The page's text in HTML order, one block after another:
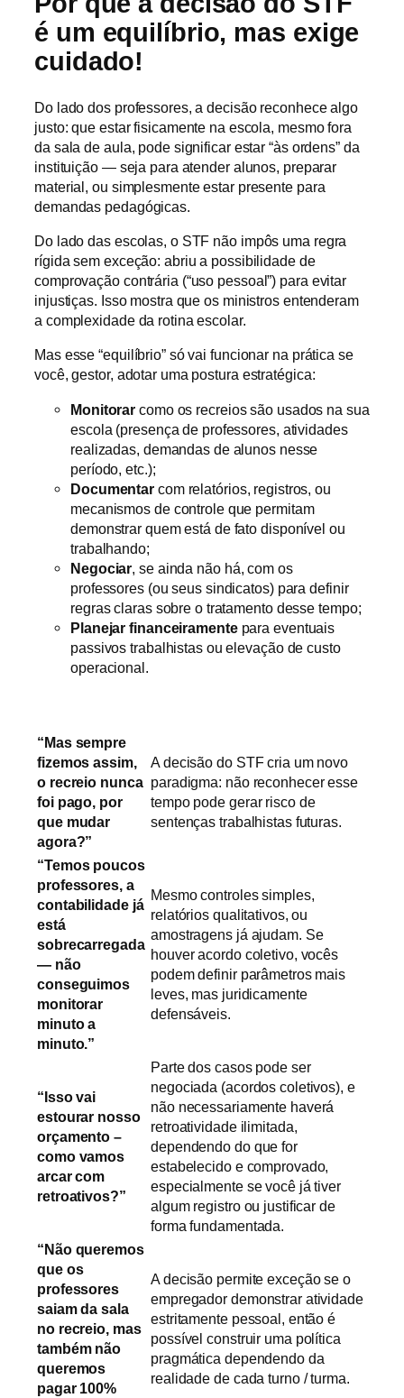
é um equilíbrio, mas exige
cuidado!
Do lado dos professores, a decisão reconhece algo
justo: que estar fisicamente na escola, mesmo fora
da sala de aula, pode significar estar “às ordens” da
instituição — seja para atender alunos, preparar
material, ou simplesmente estar presente para
demandas pedagógicas.
Do lado das escolas, o STF não impôs uma regra
rígida sem exceção: abriu a possibilidade de
comprovação contrária (“uso pessoal”) para evitar
injustiças. Isso mostra que os ministros entenderam
a complexidade da rotina escolar.
Mas esse “equilíbrio” só vai funcionar na prática se
você, gestor, adotar uma postura estratégica:
Monitorar como os recreios são usados na sua
escola (presença de professores, atividades
realizadas, demandas de alunos nesse
período, etc.);
Documentar com relatórios, registros, ou
mecanismos de controle que permitam
demonstrar quem está de fato disponível ou
trabalhando;
Negociar, se ainda não há, com os
professores (ou seus sindicatos) para definir
regras claras sobre o tratamento desse tempo;
Planejar financeiramentepara eventuais
passivos trabalhistas ou elevação de custo
operacional.
“Mas sempre
fizemos assim,
o recreio nunca
foi pago, por
que mudar
agora?”
A decisão do STF cria um novo
paradigma: não reconhecer esse
tempo pode gerar risco de
sentenças trabalhistas futuras.
“Temos poucos
professores, a
contabilidade já
está
sobrecarregada
— não
conseguimos
monitorar
minuto a
minuto.”
Mesmo controles simples,
relatórios qualitativos, ou
amostragens já ajudam. Se
houver acordo coletivo, vocês
podem definir parâmetros mais
leves, mas juridicamente
defensáveis.
“Isso vai
estourar nosso
orçamento –
como vamos
arcar com
retroativos?”
Parte dos casos pode ser
negociada (acordos coletivos), e
não necessariamente haverá
retroatividade ilimitada,
dependendo do que for
estabelecido e comprovado,
especialmente se você já tiver
algum registro ou justificar de
forma fundamentada.
“Não queremos
que os
professores
saiam da sala
no recreio, mas
também não
queremos
pagar 100%
A decisão permite exceção se o
empregador demonstrar atividade
estritamente pessoal, então é
possível construir uma política
pragmática dependendo da
realidade de cada turno / turma.